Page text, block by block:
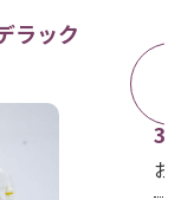
本立ち 白